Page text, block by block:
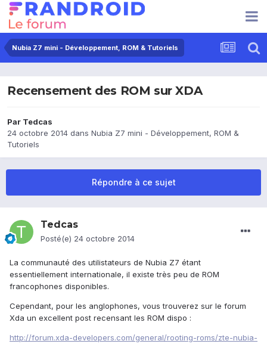
Nubia Z7 mini - Développement, ROM & Tutoriels
Recensement des ROM sur XDA
Par Tedcas
24 octobre 2014 dans Nubia Z7 mini - Développement, ROM &
Tutoriels
Répondre à ce sujet
Tedcas
Posté(e) 24 octobre 2014
La communauté des utilistateurs de Nubia Z7 étant
essentiellement internationale, il existe très peu de ROM
francophones disponibles.
Cependant, pour les anglophones, vous trouverez sur le forum
Xda un excellent post recensant les ROM dispo :
http://forum.xda-developers.com/general/rooting-roms/zte-nubia-